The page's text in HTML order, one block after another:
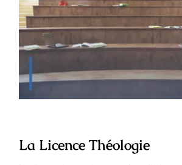
La Licence Théologie
La Licence Théologie